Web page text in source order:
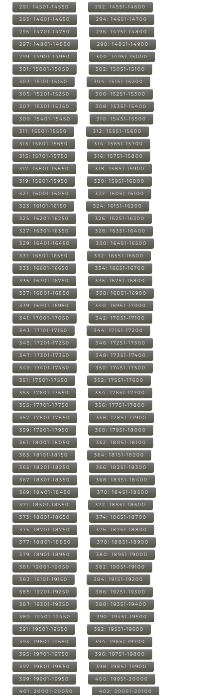
291: 14501-14550 292: 14551-14600
293: 14601-14650 294: 14651-14700
295: 14701-14750 296: 14751-14800
297: 14801-14850 298: 14851-14900
299: 14901-14950 300: 14951-15000
301: 15001-15050 302: 15051-15100
303: 15101-15150 304: 15151-15200
305: 15201-15250 306: 15251-15300
307: 15301-15350 308: 15351-15400
309: 15401-15450 310: 15451-15500
311: 15501-15550 312: 15551-15600
313: 15601-15650 314: 15651-15700
315: 15701-15750 316: 15751-15800
317: 15801-15850 318: 15851-15900
319: 15901-15950 320: 15951-16000
321: 16001-16050 322: 16051-16100
323: 16101-16150 324: 16151-16200
325: 16201-16250 326: 16251-16300
327: 16301-16350 328: 16351-16400
329: 16401-16450 330: 16451-16500
331: 16501-16550 332: 16551-16600
333: 16601-16650 334: 16651-16700
335: 16701-16750 336: 16751-16800
337: 16801-16850 338: 16851-16900
339: 16901-16950 340: 16951-17000
341: 17001-17050 342: 17051-17100
343: 17101-17150 344: 17151-17200
345: 17201-17250 346: 17251-17300
347: 17301-17350 348: 17351-17400
349: 17401-17450 350: 17451-17500
351: 17501-17550 352: 17551-17600
353: 17601-17650 354: 17651-17700
355: 17701-17750 356: 17751-17800
357: 17801-17850 358: 17851-17900
359: 17901-17950 360: 17951-18000
361: 18001-18050 362: 18051-18100
363: 18101-18150 364: 18151-18200
365: 18201-18250 366: 18251-18300
367: 18301-18350 368: 18351-18400
369: 18401-18450 370: 18451-18500
371: 18501-18550 372: 18551-18600
373: 18601-18650 374: 18651-18700
375: 18701-18750 376: 18751-18800
377: 18801-18850 378: 18851-18900
379: 18901-18950 380: 18951-19000
381: 19001-19050 382: 19051-19100
383: 19101-19150 384: 19151-19200
385: 19201-19250 386: 19251-19300
387: 19301-19350 388: 19351-19400
389: 19401-19450 390: 19451-19500
391: 19501-19550 392: 19551-19600
393: 19601-19650 394: 19651-19700
395: 19701-19750 396: 19751-19800
397: 19801-19850 398: 19851-19900
399: 19901-19950 400: 19951-20000
401: 20001-20050 402: 20051-20100